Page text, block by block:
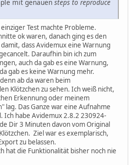
mit genauen steps to reproduce
Test machte Probleme.
ok waren, danach ging es den
dass Avidemux eine Warnung
Daraufhin bin ich zum
auch da gab es eine Warnung,
gab es keine Warnung mehr.
ab da waren beim
Klötzchen zu sehen. Ich weiß nicht,
Erkennung oder meinem
lag. Das Ganze war eine Aufnahme
Ich habe Avidemux 2.8.2 230924-
Dir 3 Minuten davon vom Original
Ziel war es exemplarisch,
zu belassen.
hat die Funktionalität bisher noch nie